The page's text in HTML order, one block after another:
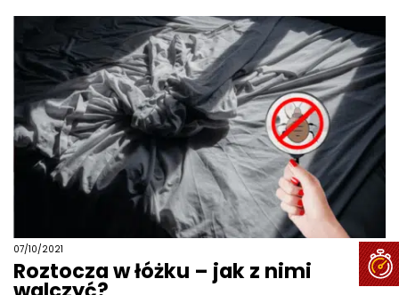
07/10/2021
Roztocza w łóżku – jak z nimi